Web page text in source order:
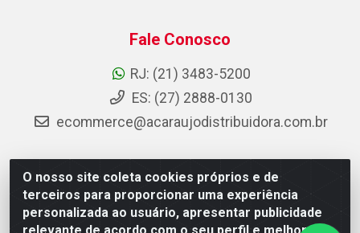
O nosso site coleta cookies próprios e de
terceiros para proporcionar uma experiência
personalizada ao usuário, apresentar publicidade
Fale Conosco
RJ: (21) 3483-5200
ES: (27) 2888-0130
ecommerce@acaraujodistribuidora.com.br
AC Araujo Distribuidora - Rua Carneiro de Campos, 42 -
São Cristóvão, Rio de Janeiro/RJ - CEP 20.920-410 -
CNPJ 08.744.753/0003-85